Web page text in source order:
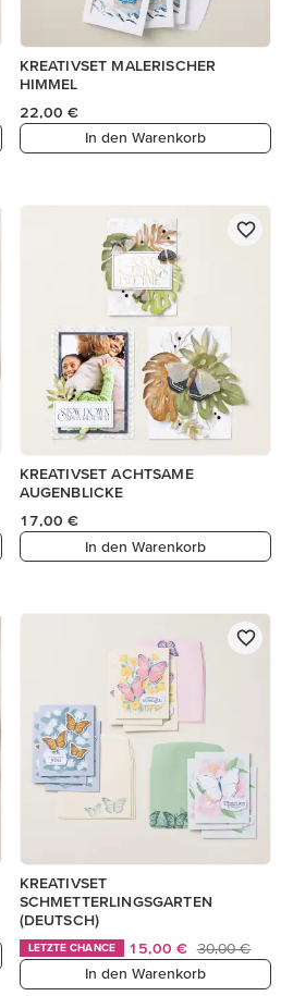
KREATIVSET MALERISCHER
HIMMEL
22,00 €
In den Warenkorb
KREATIVSET ACHTSAME
AUGENBLICKE
17,00 €
In den Warenkorb
KREATIVSET
SCHMETTERLINGSGARTEN
(DEUTSCH)
LETZTE CHANCE 15,00 € 30,00 €
In den Warenkorb